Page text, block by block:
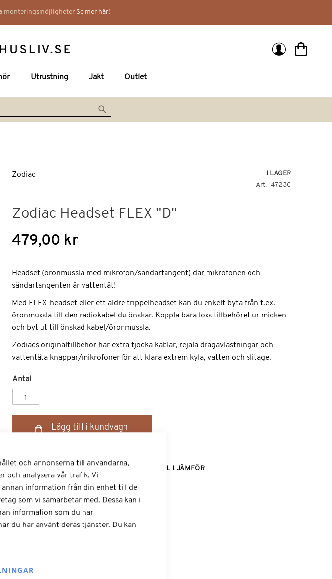
monteringsmöjligheter Se mer här!
Utrustning Jakt Outlet
Min
Search
I LAGER
Art
47230
Zodiac
Zodiac Headset FLEX "D"
479,00 kr
Headset (öronmussla med mikrofon/sändartangent) där mikrofonen och
sändartangenten är vattentät!
Med FLEX-headset eller ett äldre trippelheadset kan du enkelt byta från t.ex.
öronmussla till den radiokabel du önskar. Koppla bara loss tillbehöret ur micken
och byt ut till önskad kabel/öronmussla.
Zodiacs originaltillbehör har extra tjocka kablar, rejäla dragavlastningar och
vattentäta knappar/mikrofoner för att klara extrem kyla, vatten och slitage.
Antal
Lägg till i kundvagn
LÄGG TILL I JÄMFÖR
och annonserna till användarna,
och analysera vår trafik. Vi
information från din enhet till de
som vi samarbetar med. Dessa kan i
information som du har
du har använt deras tjänster. Du kan